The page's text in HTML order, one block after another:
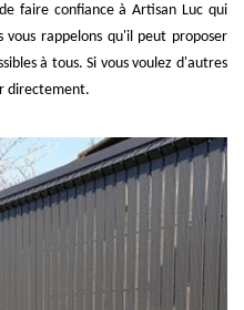
faire confiance à Artisan Luc qui
vous rappelons qu'il peut proposer
à tous. Si vous voulez d'autres
directement.